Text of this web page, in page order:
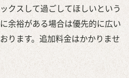
クスして過ごしてほしいという
余裕がある場合は優先的に広い
ります。追加料金はかかりませ